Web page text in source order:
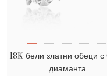
18K бели златни обеци
диаманта